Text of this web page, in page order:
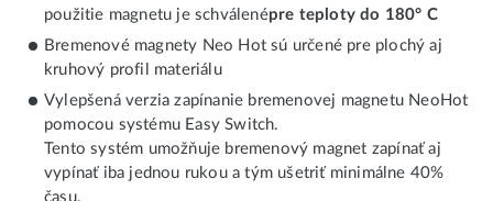
použitie magnetu je schválenépre teploty do 180° C
Bremenové magnety Neo Hot sú určené pre plochý aj
kruhový profil materiálu
Vylepšená verzia zapínanie bremenovej magnetu NeoHot
pomocou systému Easy Switch.
Tento systém umožňuje bremenový magnet zapínať aj
vypínať iba jednou rukou a tým ušetriť minimálne 40%
času.